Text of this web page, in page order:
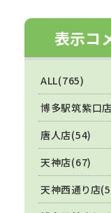
表示コ
ALL(765)
博多駅筑紫口
唐人店(54)
天神店(67)
天神西通り店